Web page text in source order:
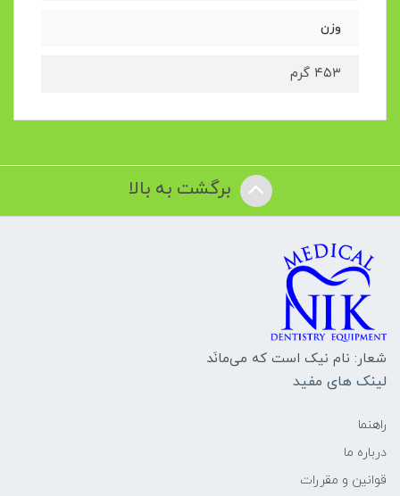
وزن
۴۵۳ گرم
برگشت به بالا
شعار: نام نیک است که می‌مانَد
لینک های مفید
راهنما
درباره ما
قوانین و مقررات